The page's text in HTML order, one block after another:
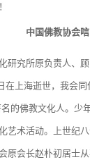
中国佛教协会
研究所原负责人、
在上海逝世，我会
的佛教文化人。少
艺术活动。上世纪
原会长赵朴初居士